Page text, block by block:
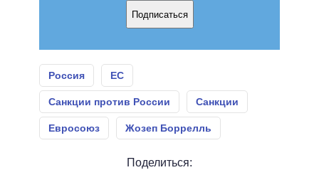
Подписаться
Россия ЕС
Санкции против России Санкции
Евросоюз Жозеп Боррелль
Поделиться: